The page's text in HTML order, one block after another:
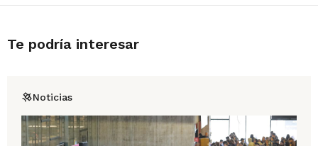
Te podría interesar
Noticias